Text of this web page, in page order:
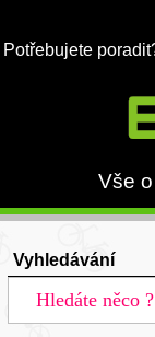
Potřebujete
Vše
Vyhledávání